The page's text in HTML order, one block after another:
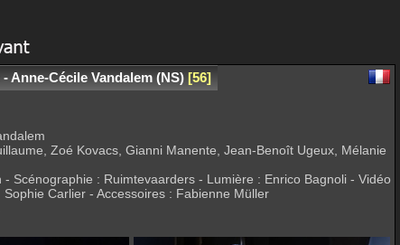
Anne-Cécile Vandalem (NS) 56
Zoé Kovacs, Gianni Manente, Jean-Benoît Ugeux, Mélanie
Scénographie : Ruimtevaarders - Lumière : Enrico Bagnoli - Vidéo
Carlier - Accessoires : Fabienne Müller